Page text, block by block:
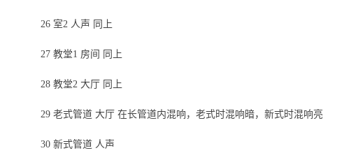
26 室2 人声 同上
27 教堂1 房间 同上
28 教堂2 大厅 同上
29 老式管道 大厅 在长管道内混响，老式时混响暗，新式时混响亮
30 新式管道 人声